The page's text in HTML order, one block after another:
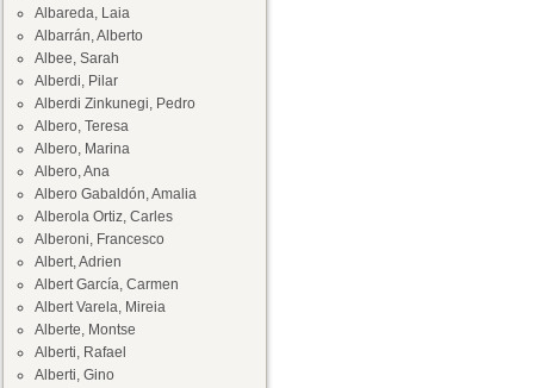
Albareda, Laia
Albarrán, Alberto
Albee, Sarah
Alberdi, Pilar
Alberdi Zinkunegi, Pedro
Albero, Teresa
Albero, Marina
Albero, Ana
Albero Gabaldón, Amalia
Alberola Ortiz, Carles
Alberoni, Francesco
Albert, Adrien
Albert García, Carmen
Albert Varela, Mireia
Alberte, Montse
Alberti, Rafael
Alberti, Gino